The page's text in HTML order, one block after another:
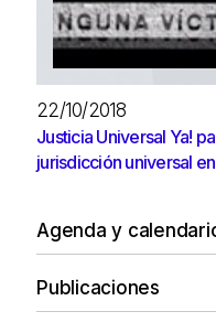
22/10/2018
Justicia Universal Ya!
jurisdicción universal
Agenda y
Publicaciones